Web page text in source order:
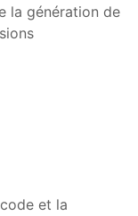
la génération de
et la